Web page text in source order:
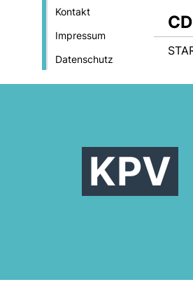
Kontakt
Impressum
Datenschutz
KPV